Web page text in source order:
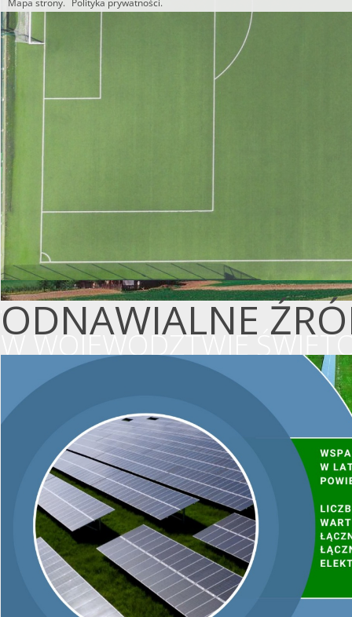
ODNAWIALNE
W WOJEWÓDZTWIE
WSPIERAMY
Mapa strony. Polityka prywatności.